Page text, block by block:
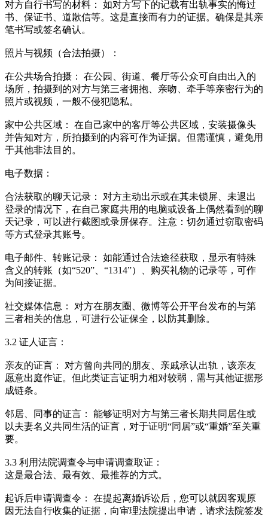
对方自行书写的材料： 如对方写下的记载有出轨事实的悔过
书、保证书、道歉信等。这是直接而有力的证据。确保是其亲
笔书写或签名确认。
照片与视频（合法拍摄）：
在公共场合拍摄： 在公园、街道、餐厅等公众可自由出入的
场所，拍摄到的对方与第三者拥抱、亲吻、牵手等亲密行为的
照片或视频，一般不侵犯隐私。
家中公共区域： 在自己家中的客厅等公共区域，安装摄像头
并告知对方，所拍摄到的内容可作为证据。但需谨慎，避免用
于其他非法目的。
电子数据：
合法获取的聊天记录： 对方主动出示或在其未锁屏、未退出
登录的情况下，在自己家庭共用的电脑或设备上偶然看到的聊
天记录，可以进行截图或录屏保存。注意：切勿通过窃取密码
等方式登录其账号。
电子邮件、转账记录： 如能通过合法途径获取，显示有特殊
含义的转账（如“520”、“1314”）、购买礼物的记录等，可作
为间接证据。
社交媒体信息： 对方在朋友圈、微博等公开平台发布的与第
三者相关的信息，可进行公证保全，以防其删除。
3.2 证人证言：
亲友的证言： 对方曾向共同的朋友、亲戚承认出轨，该亲友
愿意出庭作证。但此类证言证明力相对较弱，需与其他证据形
成链条。
邻居、同事的证言： 能够证明对方与第三者长期共同居住或
以夫妻名义共同生活的证言，对于证明“同居”或“重婚”至关重
要。
3.3 利用法院调查令与申请调查取证：
这是最合法、最有效、最推荐的方式。
起诉后申请调查令： 在提起离婚诉讼后，您可以就因客观原
因无法自行收集的证据，向审理法院提出申请，请求法院签发